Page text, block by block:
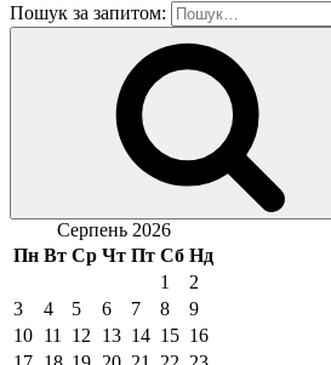
Пошук за запитом:
Серпень 2026
Пн Вт Ср Чт Пт Сб Нд
1
2
3
4 5 6 7 8
9
10 11 12 13 14 15 16